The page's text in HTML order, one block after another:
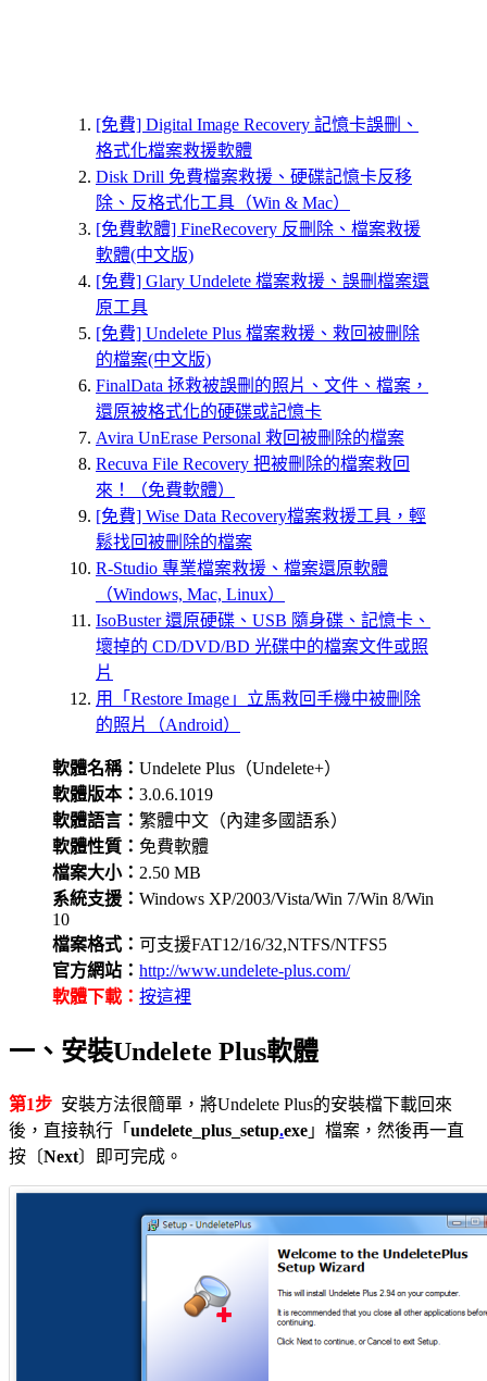
[免費] Digital Image Recovery 記憶卡誤刪、
格式化檔案救援軟體
Disk Drill 免費檔案救援、硬碟記憶卡反移
除、反格式化工具（Win & Mac）
[免費軟體] FineRecovery 反刪除、檔案救援
軟體(中文版)
[免費] Glary Undelete 檔案救援、誤刪檔案還
原工具
[免費] Undelete Plus 檔案救援、救回被刪除
的檔案(中文版)
FinalData 拯救被誤刪的照片、文件、檔案，
還原被格式化的硬碟或記憶卡
Avira UnErase Personal 救回被刪除的檔案
Recuva File Recovery 把被刪除的檔案救回
來！（免費軟體）
[免費] Wise Data Recovery檔案救援工具，輕
鬆找回被刪除的檔案
R-Studio 專業檔案救援、檔案還原軟體
（Windows, Mac, Linux）
IsoBuster 還原硬碟、USB 隨身碟、記憶卡、
壞掉的 CD/DVD/BD 光碟中的檔案文件或照
片
用「Restore Image」立馬救回手機中被刪除
的照片（Android）
軟體名稱： Undelete Plus（Undelete+）
軟體版本： 3.0.6.1019
軟體語言： 繁體中文（內建多國語系）
軟體性質： 免費軟體
檔案大小： 2.50 MB
系統支援： Windows XP/2003/Vista/Win 7/Win 8/Win
10
檔案格式： 可支援FAT12/16/32,NTFS/NTFS5
官方網站： http://www.undelete-plus.com/
軟體下載： 按這裡
一、安裝Undelete Plus軟體
第1步 安裝方法很簡單，將Undelete Plus的安裝檔下載回來
後，直接執行「 undelete_plus_setup.exe 」檔案，然後再一直
按〔Next〕即可完成。